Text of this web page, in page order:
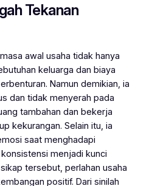
Tekanan
awal usaha tidak hanya
keluarga dan biaya
Namun demikian, ia
dan tidak menyerah pada
tambahan dan bekerja
kekurangan. Selain itu, ia
saat menghadapi
menjadi kunci
tersebut, perlahan usaha
positif. Dari sinilah